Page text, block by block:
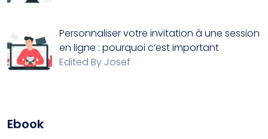
Personnaliser votre invitation à une session
en ligne : pourquoi c’est important
Edited By Josef
Ebook